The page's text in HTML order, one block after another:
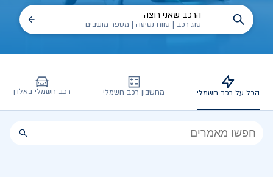
הרכב שאני רוצה
סוג רכב | טווח נסיעה | מספר מושבים
הכל על רכב חשמלי מחשבון רכב חשמלי רכב חשמלי באלדן
הכל